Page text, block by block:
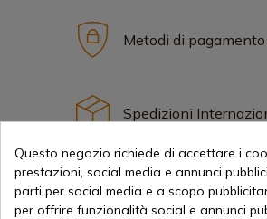
Metodi di pagamento
Spedizioni
Questo negozio richiede di accettare i
prestazioni, social media e annunci
parti per social media e a scopo
per offrire funzionalità social e annunci